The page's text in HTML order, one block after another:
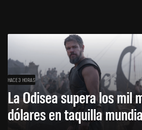
HACE 3 HORAS
La Odisea supera los mil
dólares en taquilla